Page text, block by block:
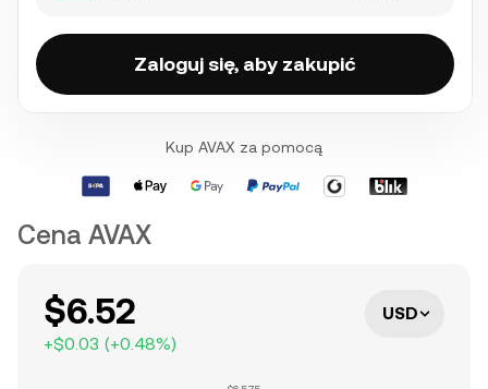
Zaloguj się, aby zakupić
Kup AVAX za pomocą
Cena AVAX
$6.52
+$0.03 (+0.48%)
USD